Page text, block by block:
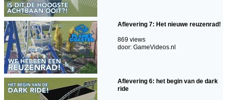
Aflevering 7: Het nieuwe reuzenrad!
869 views
door: GameVideos.nl
Aflevering 6: het begin van de dark
ride